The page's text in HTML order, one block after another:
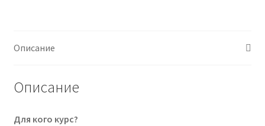
2025
Описание
Описание
Для кого курс?